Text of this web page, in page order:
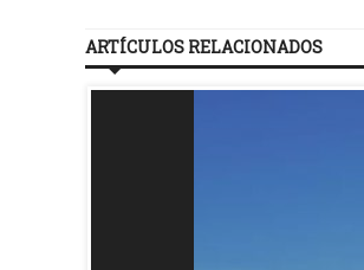
ARTÍCULOS RELACIONADOS